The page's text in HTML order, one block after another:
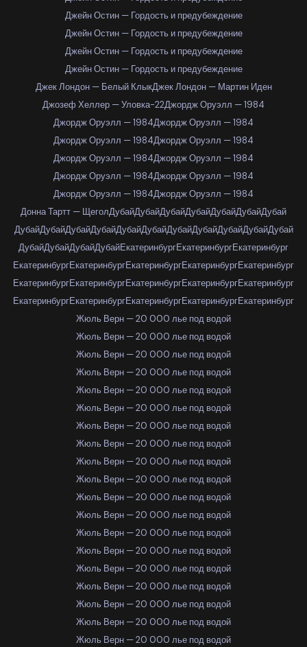
Джейн Остин — Гордость и предубеждение
Джейн Остин — Гордость и предубеждение
Джейн Остин — Гордость и предубеждение
Джейн Остин — Гордость и предубеждение
Джек Лондон — Белый КлыкДжек Лондон — Мартин Иден
Джозеф Хеллер — Уловка-22Джордж Оруэлл — 1984
Джордж Оруэлл — 1984Джордж Оруэлл — 1984
Джордж Оруэлл — 1984Джордж Оруэлл — 1984
Джордж Оруэлл — 1984Джордж Оруэлл — 1984
Джордж Оруэлл — 1984Джордж Оруэлл — 1984
Джордж Оруэлл — 1984Джордж Оруэлл — 1984
Донна Тартт — ЩеголДубайДубайДубайДубайДубайДубайДубай
ДубайДубайДубайДубайДубайДубайДубайДубайДубайДубайДубай
ДубайДубайДубайДубайЕкатеринбургЕкатеринбургЕкатеринбург
ЕкатеринбургЕкатеринбургЕкатеринбургЕкатеринбургЕкатеринбург
ЕкатеринбургЕкатеринбургЕкатеринбургЕкатеринбургЕкатеринбург
ЕкатеринбургЕкатеринбургЕкатеринбургЕкатеринбургЕкатеринбург
Жюль Верн — 20 000 лье под водой
Жюль Верн — 20 000 лье под водой
Жюль Верн — 20 000 лье под водой
Жюль Верн — 20 000 лье под водой
Жюль Верн — 20 000 лье под водой
Жюль Верн — 20 000 лье под водой
Жюль Верн — 20 000 лье под водой
Жюль Верн — 20 000 лье под водой
Жюль Верн — 20 000 лье под водой
Жюль Верн — 20 000 лье под водой
Жюль Верн — 20 000 лье под водой
Жюль Верн — 20 000 лье под водой
Жюль Верн — 20 000 лье под водой
Жюль Верн — 20 000 лье под водой
Жюль Верн — 20 000 лье под водой
Жюль Верн — 20 000 лье под водой
Жюль Верн — 20 000 лье под водой
Жюль Верн — 20 000 лье под водой
Жюль Верн — 20 000 лье под водой